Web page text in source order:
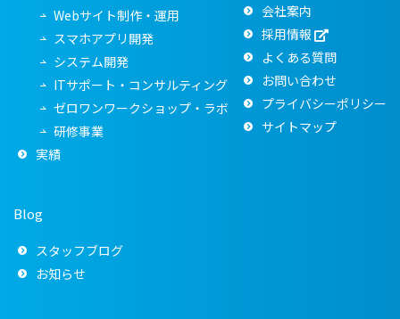
Webサイト制作・運用
スマホアプリ開発
システム開発
ITサポート・コンサルティング
ゼロワンワークショップ・ラボ
研修事業
実績
会社案内
採用情報
よくある質問
お問い合わせ
プライバシーポリシー
サイトマップ
Blog
スタッフブログ
お知らせ